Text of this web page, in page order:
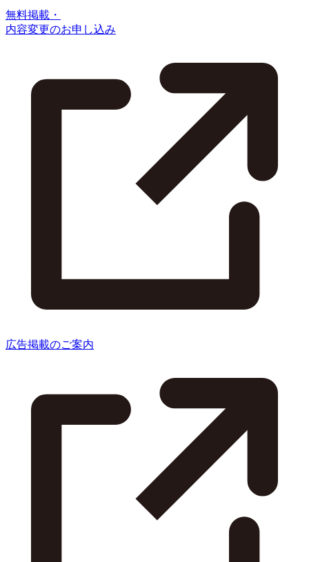
無料掲載・
内容変更のお申し込み
広告掲載のご案内